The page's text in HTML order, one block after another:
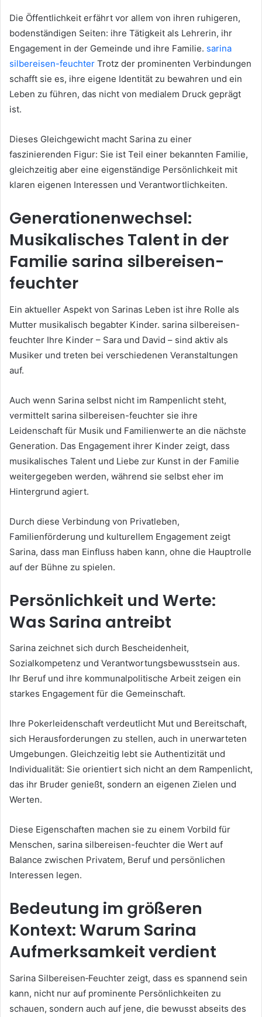
Die Öffentlichkeit erfährt vor allem von ihren ruhigeren,
bodenständigen Seiten: ihre Tätigkeit als Lehrerin, ihr
Engagement in der Gemeinde und ihre Familie. sarina
silbereisen-feuchter Trotz der prominenten Verbindungen
schafft sie es, ihre eigene Identität zu bewahren und ein
Leben zu führen, das nicht von medialem Druck geprägt
ist.
Dieses Gleichgewicht macht Sarina zu einer
faszinierenden Figur: Sie ist Teil einer bekannten Familie,
gleichzeitig aber eine eigenständige Persönlichkeit mit
klaren eigenen Interessen und Verantwortlichkeiten.
Generationenwechsel:
Musikalisches Talent in der
Familie sarina silbereisen-
feuchter
Ein aktueller Aspekt von Sarinas Leben ist ihre Rolle als
Mutter musikalisch begabter Kinder. sarina silbereisen-
feuchter Ihre Kinder – Sara und David – sind aktiv als
Musiker und treten bei verschiedenen Veranstaltungen
auf.
Auch wenn Sarina selbst nicht im Rampenlicht steht,
vermittelt sarina silbereisen-feuchter sie ihre
Leidenschaft für Musik und Familienwerte an die nächste
Generation. Das Engagement ihrer Kinder zeigt, dass
musikalisches Talent und Liebe zur Kunst in der Familie
weitergegeben werden, während sie selbst eher im
Hintergrund agiert.
Durch diese Verbindung von Privatleben,
Familienförderung und kulturellem Engagement zeigt
Sarina, dass man Einfluss haben kann, ohne die Hauptrolle
auf der Bühne zu spielen.
Persönlichkeit und Werte:
Was Sarina antreibt
Sarina zeichnet sich durch Bescheidenheit,
Sozialkompetenz und Verantwortungsbewusstsein aus.
Ihr Beruf und ihre kommunalpolitische Arbeit zeigen ein
starkes Engagement für die Gemeinschaft.
Ihre Pokerleidenschaft verdeutlicht Mut und Bereitschaft,
sich Herausforderungen zu stellen, auch in unerwarteten
Umgebungen. Gleichzeitig lebt sie Authentizität und
Individualität: Sie orientiert sich nicht an dem Rampenlicht,
das ihr Bruder genießt, sondern an eigenen Zielen und
Werten.
Diese Eigenschaften machen sie zu einem Vorbild für
Menschen, sarina silbereisen-feuchter die Wert auf
Balance zwischen Privatem, Beruf und persönlichen
Interessen legen.
Bedeutung im größeren
Kontext: Warum Sarina
Aufmerksamkeit verdient
Sarina Silbereisen‑Feuchter zeigt, dass es spannend sein
kann, nicht nur auf prominente Persönlichkeiten zu
schauen, sondern auch auf jene, die bewusst abseits des